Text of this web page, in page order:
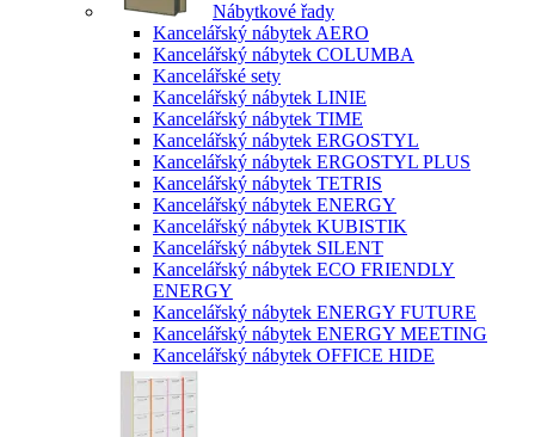
Nábytkové řady
Kancelářský nábytek AERO
Kancelářský nábytek COLUMBA
Kancelářské sety
Kancelářský nábytek LINIE
Kancelářský nábytek TIME
Kancelářský nábytek ERGOSTYL
Kancelářský nábytek ERGOSTYL PLUS
Kancelářský nábytek TETRIS
Kancelářský nábytek ENERGY
Kancelářský nábytek KUBISTIK
Kancelářský nábytek SILENT
Kancelářský nábytek ECO FRIENDLY
ENERGY
Kancelářský nábytek ENERGY FUTURE
Kancelářský nábytek ENERGY MEETING
Kancelářský nábytek OFFICE HIDE